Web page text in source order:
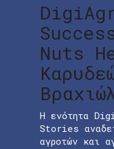
Nuts
Η ενότητα
Stories
αγροτών και